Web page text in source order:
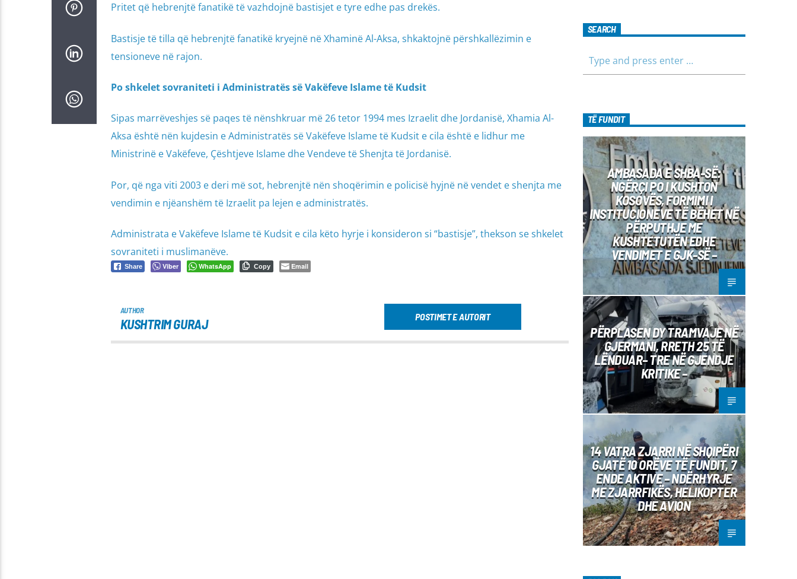
Pritet që hebrenjtë fanatikë të vazhdojnë bastisjet e tyre edhe pas drekës.
Bastisje të tilla që hebrenjtë fanatikë kryejnë në Xhaminë Al-Aksa, shkaktojnë përshkallëzimin e
tensioneve në rajon.
Po shkelet sovraniteti i Administratës së Vakëfeve Islame të Kudsit
Sipas marrëveshjes së paqes të nënshkruar më 26 tetor 1994 mes Izraelit dhe Jordanisë, Xhamia Al-
Aksa është nën kujdesin e Administratës së Vakëfeve Islame të Kudsit e cila është e lidhur me
Ministrinë e Vakëfeve, Çështjeve Islame dhe Vendeve të Shenjta të Jordanisë.
Por, që nga viti 2003 e deri më sot, hebrenjtë nën shoqërimin e policisë hyjnë në vendet e shenjta me
vendimin e njëanshëm të Izraelit pa lejen e administratës.
Administrata e Vakëfeve Islame të Kudsit e cila këto hyrje i konsideron si “bastisje”, thekson se shkelet
sovraniteti i muslimanëve.
Share Viber WhatsApp Copy Email
AUTHOR
KUSHTRIM GURAJ POSTIMET E AUTORIT
SEARCH
TË FUNDIT
AMBASADA E SHBA-SË:
NGËRÇI PO I KUSHTON
KOSOVËS, FORMIMI I
INSTITUCIONEVE TË BËHET NË
PËRPUTHJE ME
KUSHTETUTËN EDHE
VENDIMET E GJK-SË –
PËRPLASEN DY TRAMVAJE NË
GJERMANI, RRETH 25 TË
LËNDUAR– TRE NË GJENDJE
KRITIKE –
14 VATRA ZJARRI NË SHQIPËRI
GJATË 10 ORËVE TË FUNDIT, 7
ENDE AKTIVE – NDËRHYRJE
ME ZJARRFIKËS, HELIKOPTER
DHE AVION